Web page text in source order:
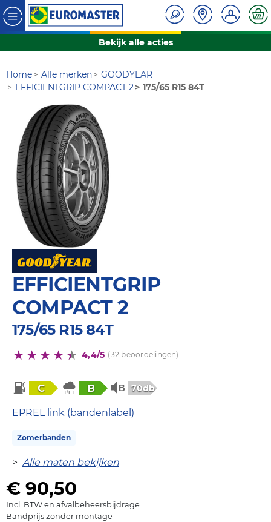
Bekijk alle acties
Home Alle merken
GOODYEAR
EFFICIENTGRIP COMPACT 2
175/65 R15 84T
EFFICIENTGRIP
COMPACT 2
175/65 R15 84T
4,4/5 (32 beoordelingen)
C B 70db
EPREL link (bandenlabel)
Zomerbanden
> Alle maten bekijken
€ 90,50
Incl. BTW en afvalbeheersbijdrage
Bandprijs zonder montage